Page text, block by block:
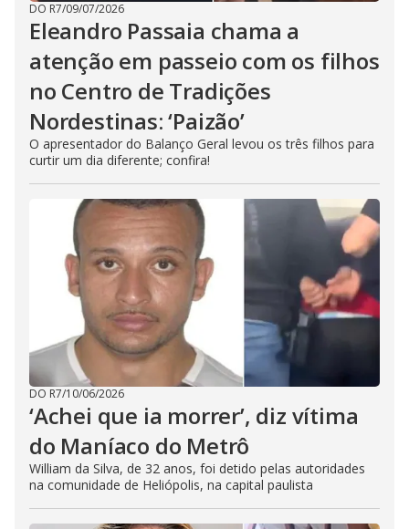
DO R7/09/07/2026
Eleandro Passaia chama a
atenção em passeio com os filhos
no Centro de Tradições
Nordestinas: ‘Paizão’
O apresentador do Balanço Geral levou os três filhos para
curtir um dia diferente; confira!
DO R7/10/06/2026
‘Achei que ia morrer’, diz vítima
do Maníaco do Metrô
William da Silva, de 32 anos, foi detido pelas autoridades
na comunidade de Heliópolis, na capital paulista